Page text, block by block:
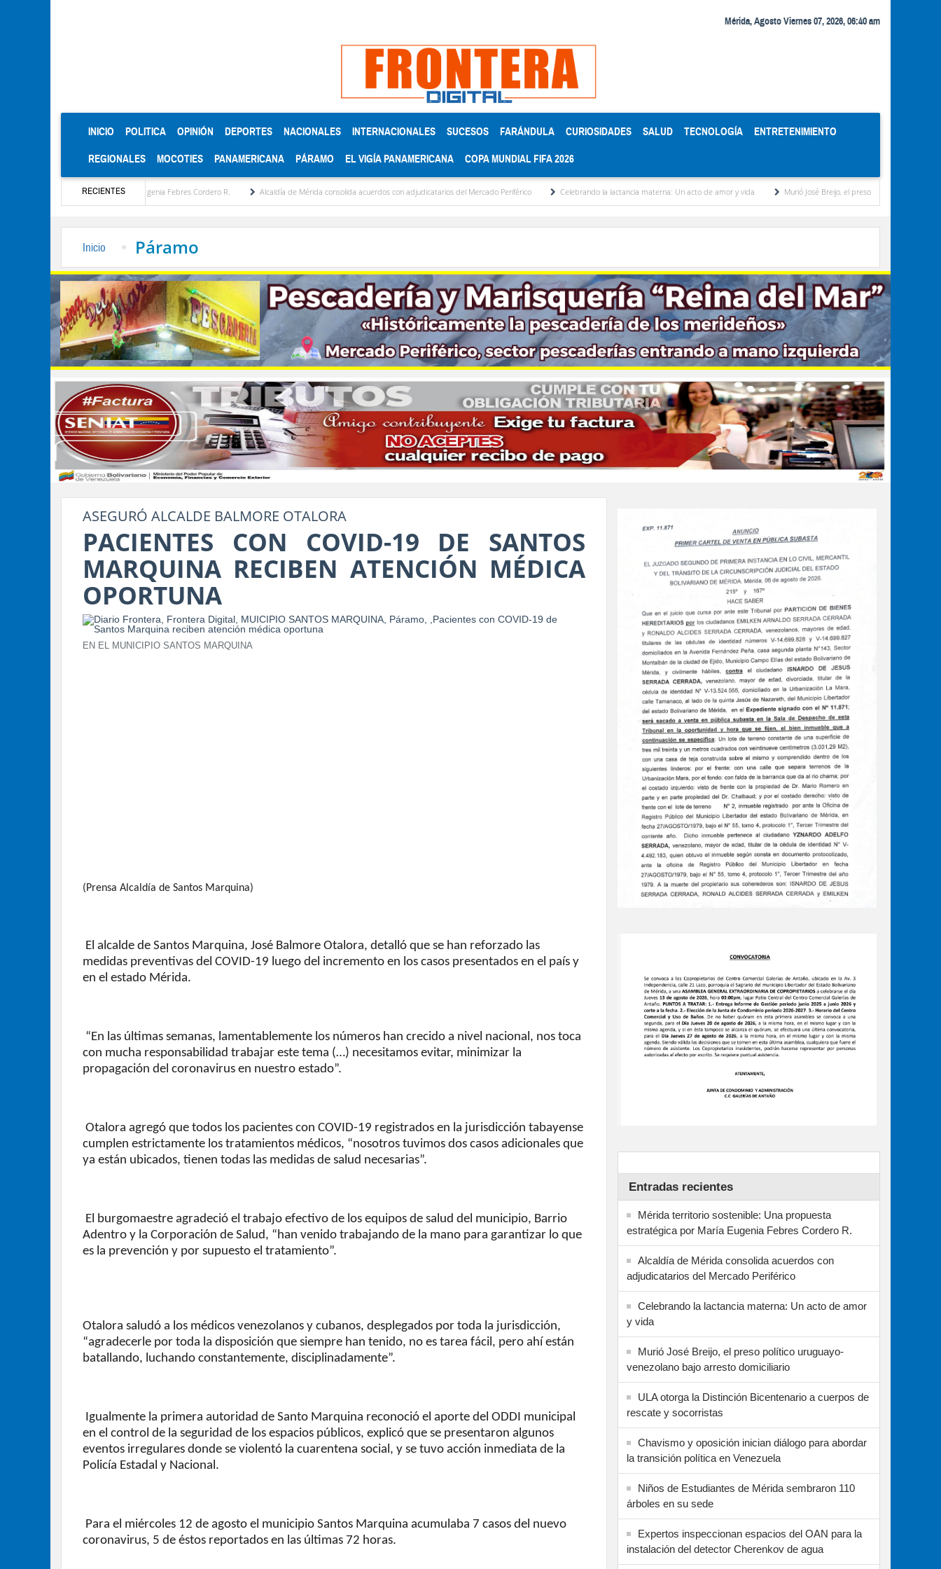
Mérida, Agosto Viernes 07, 2026, 06:40 am
INICIO (CURRENT)
POLITICA OPINIÓN DEPORTES NACIONALES INTERNACIONALES SUCESOS FARÁNDULA CURIOSIDADES SALUD TECNOLOGÍA ENTRETENIMIENTO
REGIONALES MOCOTIES PANAMERICANA PÁRAMO EL VIGÍA PANAMERICANA COPA MUNDIAL FIFA 2026
RECIENTES
estratégica por María Eugenia Febres Cordero R. Alcaldía de Mérida consolida acuerdos con adjudicatarios del Mercado Periférico Celebrando la lactancia materna: Un acto de amor y vida Murió José Breijo, el preso político uruguayo-venezolano
Inicio Páramo
ASEGURÓ ALCALDE BALMORE OTALORA
PACIENTES CON COVID-19 DE SANTOS
MARQUINA RECIBEN ATENCIÓN MÉDICA
OPORTUNA
EN EL MUNICIPIO SANTOS MARQUINA
(Prensa Alcaldía de Santos Marquina)
El alcalde de Santos Marquina, José Balmore Otalora, detalló que se han reforzado las
medidas preventivas del COVID-19 luego del incremento en los casos presentados en el país y
en el estado Mérida.
“En las últimas semanas, lamentablemente los números han crecido a nivel nacional, nos toca
con mucha responsabilidad trabajar este tema (…) necesitamos evitar, minimizar la
propagación del coronavirus en nuestro estado”.
Otalora agregó que todos los pacientes con COVID-19 registrados en la jurisdicción tabayense
cumplen estrictamente los tratamientos médicos, “nosotros tuvimos dos casos adicionales que
ya están ubicados, tienen todas las medidas de salud necesarias”.
El burgomaestre agradeció el trabajo efectivo de los equipos de salud del municipio, Barrio
Adentro y la Corporación de Salud, “han venido trabajando de la mano para garantizar lo que
es la prevención y por supuesto el tratamiento”.
Otalora saludó a los médicos venezolanos y cubanos, desplegados por toda la jurisdicción,
“agradecerle por toda la disposición que siempre han tenido, no es tarea fácil, pero ahí están
batallando, luchando constantemente, disciplinadamente”.
Igualmente la primera autoridad de Santo Marquina reconoció el aporte del ODDI municipal
en el control de la seguridad de los espacios públicos, explicó que se presentaron algunos
eventos irregulares donde se violentó la cuarentena social, y se tuvo acción inmediata de la
Policía Estadal y Nacional.
Para el miércoles 12 de agosto el municipio Santos Marquina acumulaba 7 casos del nuevo
coronavirus, 5 de éstos reportados en las últimas 72 horas.
Entradas recientes
Mérida territorio sostenible: Una propuesta
estratégica por María Eugenia Febres Cordero R.
Alcaldía de Mérida consolida acuerdos con
adjudicatarios del Mercado Periférico
Celebrando la lactancia materna: Un acto de amor
y vida
Murió José Breijo, el preso político uruguayo-
venezolano bajo arresto domiciliario
ULA otorga la Distinción Bicentenario a cuerpos de
rescate y socorristas
Chavismo y oposición inician diálogo para abordar
la transición política en Venezuela
Niños de Estudiantes de Mérida sembraron 110
árboles en su sede
Expertos inspeccionan espacios del OAN para la
instalación del detector Cherenkov de agua